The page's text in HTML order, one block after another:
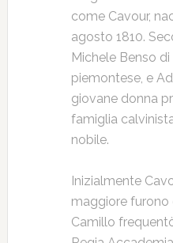
come Cavour,
agosto 1810.
Michele Benso
piemontese, e
giovane donna
famiglia
nobile.
Inizialmente
maggiore furono
Camillo